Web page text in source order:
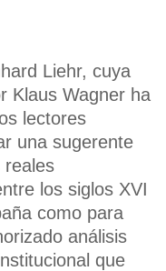
Liehr, cuya
Klaus Wagner ha
lectores
una sugerente
reales
los siglos XVI
como para
análisis
que